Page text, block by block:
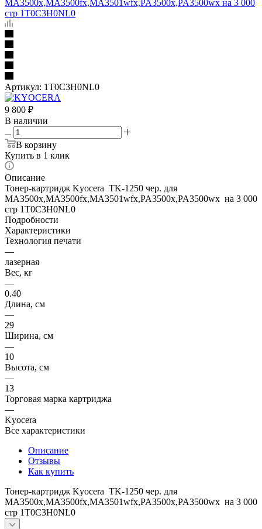
Артикул: 1T0C3H0NL0
9 800 ₽
В наличии
В корзину
Купить в 1 клик
Описание
Тонер-картридж Kyocera TK-1250 чер. для
MA3500x,MA3500fx,MA3501wfx,PA3500x,PA3500wx на 3 000
стр 1T0C3H0NL0
Подробности
Характеристики
Технология печати
—
лазерная
Вес, кг
—
0.40
Длина, см
—
29
Ширина, см
—
10
Высота, см
—
13
Торговая марка картриджа
—
Kyocera
Все характеристики
Описание
Отзывы
Как купить
Тонер-картридж Kyocera TK-1250 чер. для
MA3500x,MA3500fx,MA3501wfx,PA3500x,PA3500wx на 3 000
стр 1T0C3H0NL0